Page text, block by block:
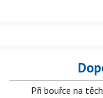
Při bouřce na